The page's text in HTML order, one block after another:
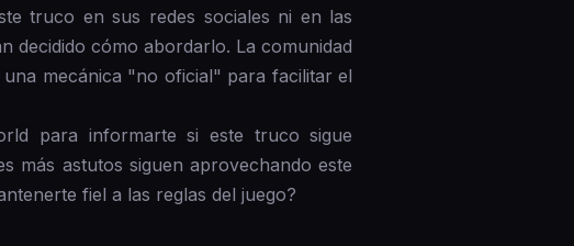
truco en sus redes sociales ni en las
decidido cómo abordarlo. La comunidad
mecánica "no oficial" para facilitar el
para informarte si este truco sigue
más astutos siguen aprovechando este
fiel a las reglas del juego?